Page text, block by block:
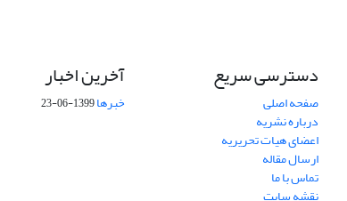
دسترسی سریع
صفحه اصلی
درباره نشریه
اعضای هیات تحریریه
ارسال مقاله
تماس با ما
آخرین اخبار
خبرها1399-06-23